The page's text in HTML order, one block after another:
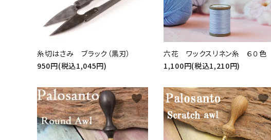
糸切はさみ ブラック（黒刃）
950円(税込1,045円)
六花 ワックスリネン糸 ６０色
1,100円(税込1,210円)
favorite favorite